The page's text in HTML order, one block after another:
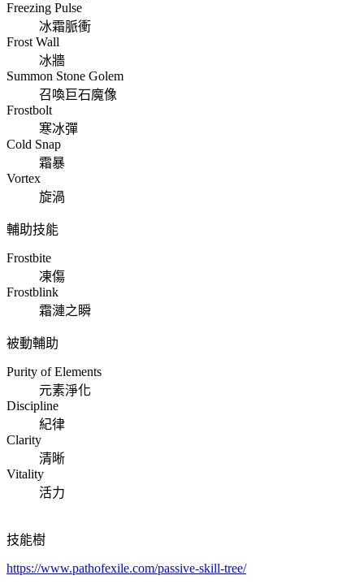
Freezing Pulse
冰霜脈衝
Frost Wall
冰牆
Summon Stone Golem
召喚巨石魔像
Frostbolt
寒冰彈
Cold Snap
霜暴
Vortex
旋渦
輔助技能
Frostbite
凍傷
Frostblink
霜漣之瞬
被動輔助
Purity of Elements
元素淨化
Discipline
紀律
Clarity
清晰
Vitality
活力
技能樹
https://www.pathofexile.com/passive-skill-tree/